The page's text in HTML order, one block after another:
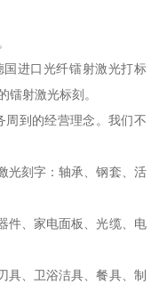
进口光纤镭射激光打标
镭射激光标刻。
到的经营理念。我们不
光刻字：轴承、钢套、活
件、家电面板、光缆、电
具、卫浴洁具、餐具、制